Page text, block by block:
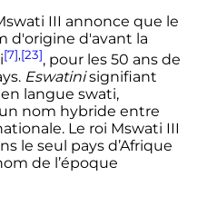
III annonce que le
d'origine d'avant la
[7],[23], pour les 50 ansde
Eswatinisignifiant
en langue swati,
nom hybride entre
Le roi Mswati III
le seul pays d’Afrique
de l’époque